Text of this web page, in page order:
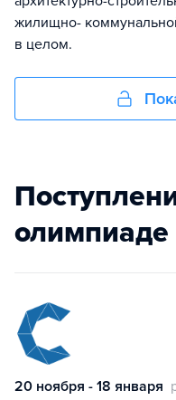
жилищно-
в целом.
олимпиаде
20 ноября - 18 января